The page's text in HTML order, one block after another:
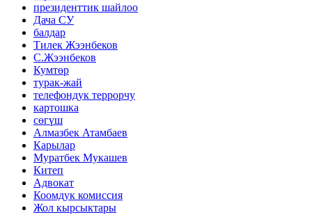
президенттик шайлоо
Дача СУ
балдар
Тилек Жээнбеков
С.Жээнбеков
Кумтөр
турак-жай
телефондук террорчу
картошка
сөгүш
Алмазбек Атамбаев
Карылар
Муратбек Мукашев
Китеп
Адвокат
Коомдук комиссия
Жол кырсыктары